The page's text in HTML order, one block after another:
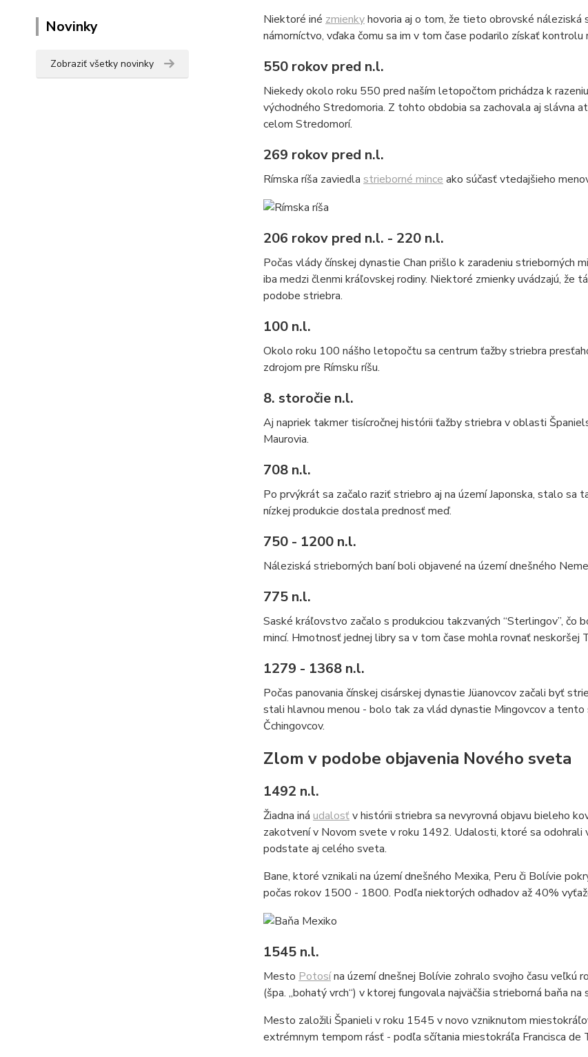
Novinky
Zobraziť všetky novinky
Niektoré iné zmienkyhovoria aj o tom, že tieto obrovské náleziská
námorníctvo, vďaka čomu sa im v tom čase podarilo získať kontrolu
550 rokov pred n.l.
Niekedy okolo roku 550 pred naším letopočtom prichádza k
východného Stredomoria. Z tohto obdobia sa zachovala aj slávna
celom Stredomorí.
269 rokov pred n.l.
Rímska ríša zaviedla strieborné mince ako súčasť vtedajšieho
206 rokov pred n.l. - 220 n.l.
Počas vlády čínskej dynastie Chan prišlo k zaradeniu strieborných
iba medzi členmi kráľovskej rodiny. Niektoré zmienky uvádzajú,
podobe striebra.
100 n.l.
Okolo roku 100 nášho letopočtu sa centrum ťažby striebra
zdrojom pre Rímsku ríšu.
8. storočie n.l.
Aj napriek takmer tisícročnej histórii ťažby striebra v oblasti
Maurovia.
708 n.l.
Po prvýkrát sa začalo raziť striebro aj na území Japonska, stalo
nízkej produkcie dostala prednosť meď.
750 - 1200 n.l.
Náleziská strieborných baní boli objavené na území dnešného
775 n.l.
Saské kráľovstvo začalo s produkciou takzvaných “Sterlingov”,
mincí. Hmotnosť jednej libry sa v tom čase mohla rovnať neskoršej
1279 - 1368 n.l.
Počas panovania čínskej cisárskej dynastie Jüanovcov začali byť
stali hlavnou menou - bolo tak za vlád dynastie Mingovcov a
Čchingovcov.
Zlom v podobe objavenia Nového sveta
1492 n.l.
Žiadna iná udalosťv histórii striebra sa nevyrovná objavu bieleho
zakotvení v Novom svete v roku 1492. Udalosti, ktoré sa odohrali
podstate aj celého sveta.
Bane, ktoré vznikali na území dnešného Mexika, Peru či Bolívie
počas rokov 1500 - 1800. Podľa niektorých odhadov až 40%
1545 n.l.
Mesto Potosína území dnešnej Bolívie zohralo svojho času veľkú
(špa. „bohatý vrch“) v ktorej fungovala najväčšia strieborná baňa na
Mesto založili Španieli v roku 1545 v novo vzniknutom
extrémnym tempom rásť - podľa sčítania miestokráľa Francisca